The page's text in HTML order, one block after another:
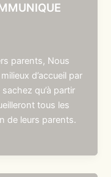
parents, Nous
d’accueil par
qu’à partir
tous les
de leurs parents.